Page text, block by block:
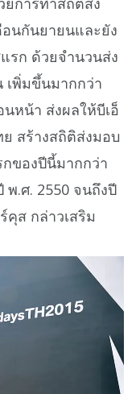
นกันยายนและยัง
รก ด้วยจำนวนส่ง
เพิ่มขึ้นมากกว่า
หน้า ส่งผลให้บีเอ็
ย สร้างสถิติส่งมอบ
กของปีนี้มากกว่า
.ศ. 2550 จนถึงปี
คุส กล่าวเสริม